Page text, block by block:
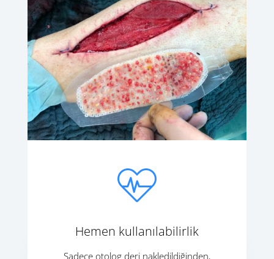
Hemen kullanılabilirlik
Sadece otolog deri nakledildiğinden,